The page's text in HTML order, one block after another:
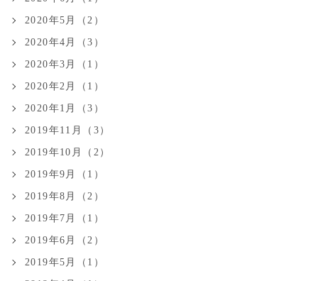
2020年5月（2）
2020年4月（3）
2020年3月（1）
2020年2月（1）
2020年1月（3）
2019年11月（3）
2019年10月（2）
2019年9月（1）
2019年8月（2）
2019年7月（1）
2019年6月（2）
2019年5月（1）